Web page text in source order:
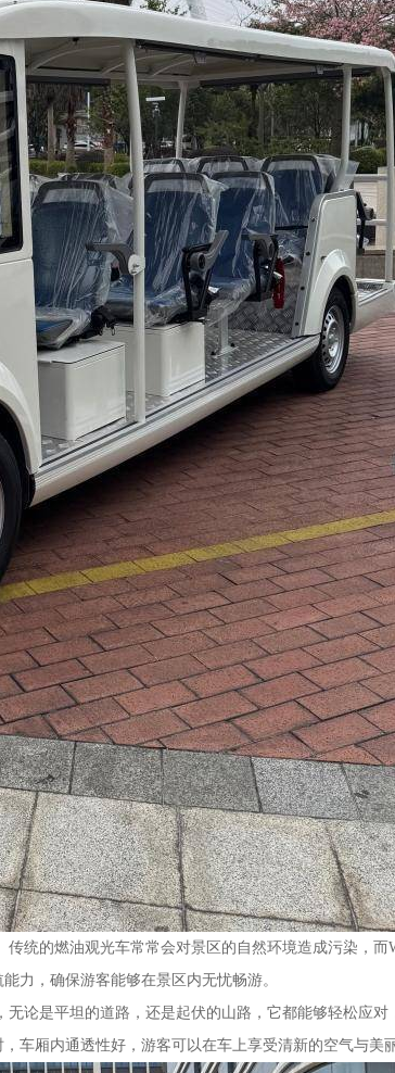
统的燃油观光车常常会对景区的自然环境造成污染，
力，确保游客能够在景区内无忧畅游。
论是平坦的道路，还是起伏的山路，它都能够轻松应
厢内通透性好，游客可以在车上享受清新的空气与美